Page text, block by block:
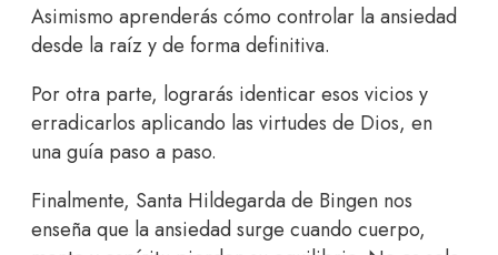
Asimismo aprenderás cómo controlar la ansiedad
desde la raíz y de forma definitiva.
Por otra parte, lograrás identicar esos vicios y
erradicarlos aplicando las virtudes de Dios, en
una guía paso a paso.
Finalmente, Santa Hildegarda de Bingen nos
enseña que la ansiedad surge cuando cuerpo,